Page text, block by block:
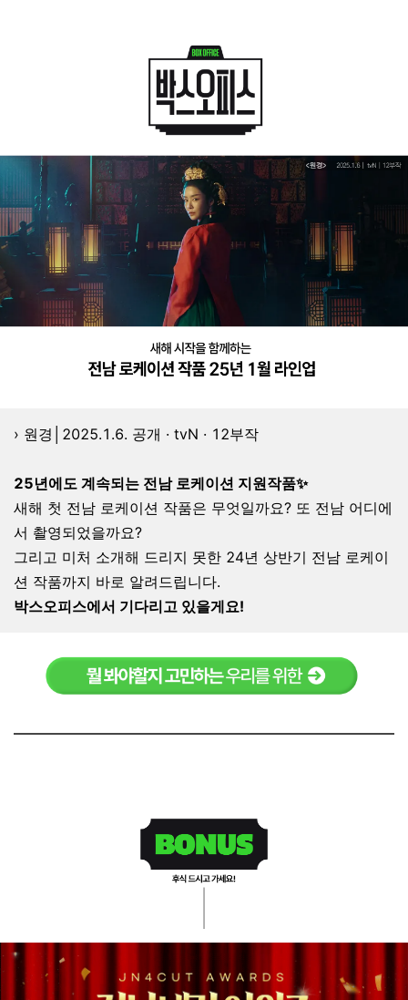
› 원경│2025.1.6. 공개 · tvN · 12부작
25년에도 계속되는 전남 로케이션 지원작품✨
새해 첫 전남 로케이션 작품은 무엇일까요? 또 전남 어디에
서 촬영되었을까요?
그리고 미처 소개해 드리지 못한 24년 상반기 전남 로케이
션 작품까지 바로 알려드립니다.
박스오피스에서 기다리고 있을게요!